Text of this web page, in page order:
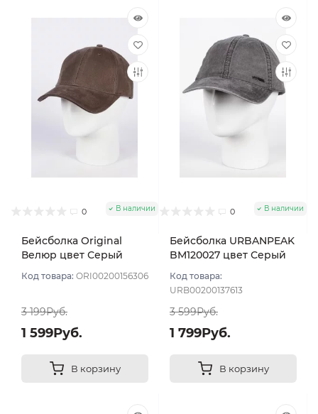
0 В наличии
Бейсболка Original
Велюр цвет Серый
Код товара: ORI00200156306
3 199Руб.
1 599Руб.
В корзину
0 В наличии
Бейсболка URBANPEAK
BM120027 цвет Серый
Код товара:
URB00200137613
3 599Руб.
1 799Руб.
В корзину